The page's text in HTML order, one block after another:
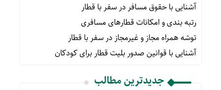
آشنایی با حقوق مسافر در سفر با قطار
رتبه بندی و امکانات قطارهای مسافری
توشه همراه مجاز و غیرمجاز در سفر با قطار
آشنایی با قوانین صدور بلیت قطار برای کودکان
جدیدترین مطالب